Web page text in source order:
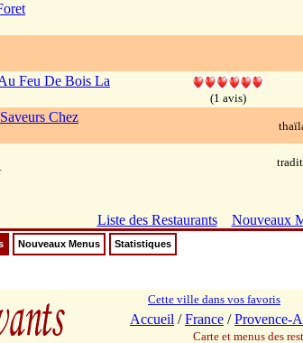
Feu De Bois La
(1 avis)
Chez
Liste des Restaurants Nouveaux
Nouveaux Menus Statistiques
Cette ville dans vos favoris
Accueil /France /Provence-
Carte et menus des